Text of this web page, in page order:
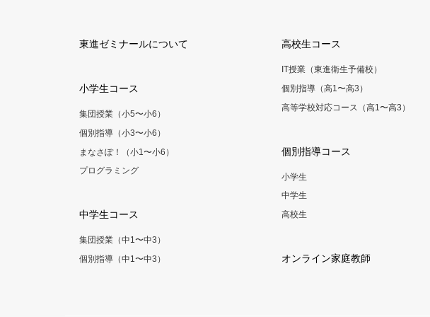
東進ゼミナールについて
小学生コース
集団授業（小5〜小6）
個別指導（小3〜小6）
まなさぽ！（小1〜小6）
プログラミング
中学生コース
集団授業（中1〜中3）
個別指導（中1〜中3）
高校生コース
IT授業（東進衛生予備校）
個別指導（高1〜高3）
高等学校対応コース（高1〜高3）
個別指導コース
小学生
中学生
高校生
オンライン家庭教師